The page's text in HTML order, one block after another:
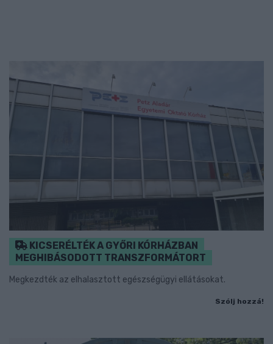
KICSERÉLTÉK A GYŐRI KÓRHÁZBAN
MEGHIBÁSODOTT TRANSZFORMÁTORT
Megkezdték az elhalasztott egészségügyi ellátásokat.
Szólj hozzá!